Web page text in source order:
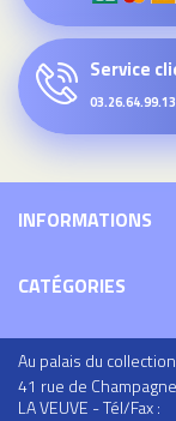
Service
03.26.64.99.13
INFORMATIONS
CATÉGORIES
Au palais du
41 rue de
LA VEUVE - Tél/Fax :